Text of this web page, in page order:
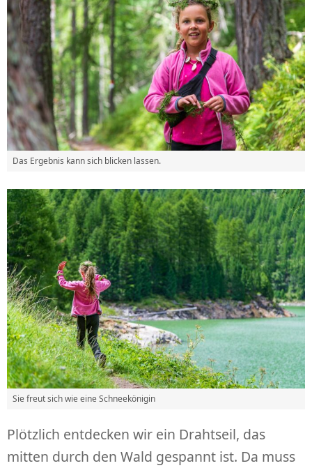
Das Ergebnis kann sich blicken lassen.
Sie freut sich wie eine Schneekönigin
Plötzlich entdecken wir ein Drahtseil, das
mitten durch den Wald gespannt ist. Da muss